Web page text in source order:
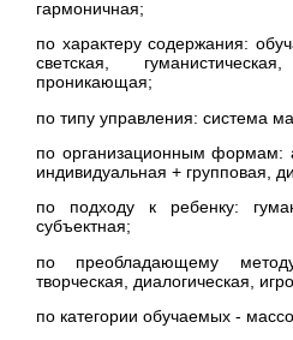
гармоничная;
по характеру содержания:
светская,
проникающая;
по типу управления: система
по организационным формам:
индивидуальная + групповая,
по подходу к ребенку:
субъектная;
по преобладающему
творческая, диалогическая,
по категории обучаемых -